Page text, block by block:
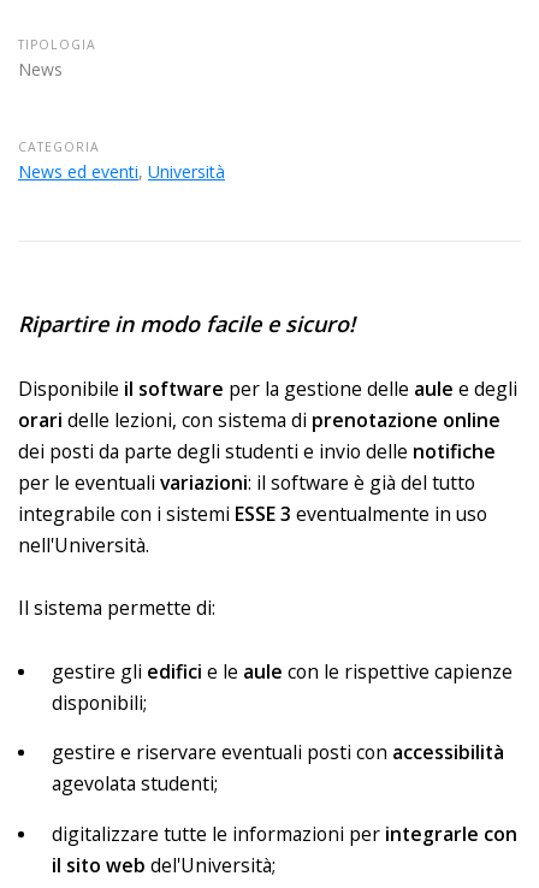
TIPOLOGIA
News
CATEGORIA
News ed eventi, Università
Ripartire in modo facile e sicuro!
Disponibile il software per la gestione delle aule e degli
orari delle lezioni, con sistema di prenotazione online
dei posti da parte degli studenti e invio delle notifiche
per le eventuali variazioni: il software è già del tutto
integrabile con i sistemi ESSE 3 eventualmente in uso
nell'Università.
Il sistema permette di:
gestire gli edifici e le aule con le rispettive capienze
disponibili;
gestire e riservare eventuali posti con accessibilità
agevolata studenti;
digitalizzare tutte le informazioni per integrarle con
il sito web del'Università;